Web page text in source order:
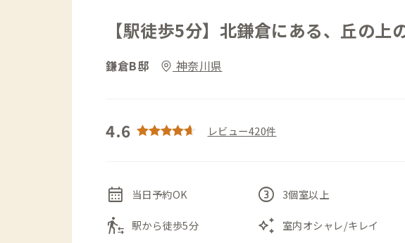
【駅徒歩5分】北鎌倉にある、丘の上
鎌倉B邸 神奈川県
4.6 レビュー420件
calendar_month 当日予約OK counter_3 3個室以上
transfer_within_a_station 駅から徒歩5分 auto_awesome 室内オシャレ/キレイ